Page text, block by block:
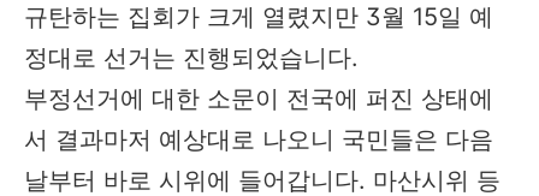
규탄하는 집회가 크게 열렸지만 3월 15일 예
정대로 선거는 진행되었습니다.
부정선거에 대한 소문이 전국에 퍼진 상태에
서 결과마저 예상대로 나오니 국민들은 다음
날부터 바로 시위에 들어갑니다. 마산시위 등